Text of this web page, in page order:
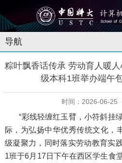
导航
粽叶飘香话传承 劳动育人暖
级本科1班举办端午
时间：2026-06-25
“彩线轻缠红玉臂，小符斜挂绿
际，为弘扬中华优秀传统文化，
级凝聚力，同时落实劳动教育实
1班于6月17日下午在西区学生食